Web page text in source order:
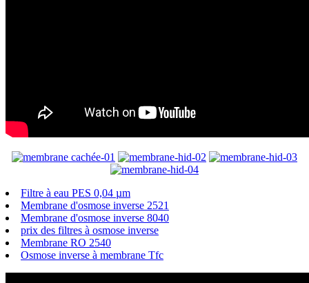
Filtre à eau PES 0,04 µm
Membrane d'osmose inverse 2521
Membrane d'osmose inverse 8040
prix des filtres à osmose inverse
Membrane RO 2540
Osmose inverse à membrane Tfc